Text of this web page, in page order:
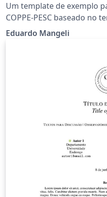
Um template de exemplo
COPPE-PESC baseado no
Atualizações do logo de
Eduardo Mangeli